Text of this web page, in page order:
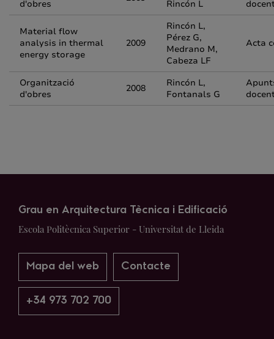
d'obres
Rincón L
Material flow
analysis in thermal
energy storage
2009
Rincón L,
Pérez G,
Medrano M,
Cabeza LF
Acta
Organització
d'obres
2008
Rincón L,
Fontanals G
Grau en Arquitectura Tècnica i Edificació
Escola Politècnica Superior - Universitat de Lleida
Mapa del web Contacte
+34 973 702 700